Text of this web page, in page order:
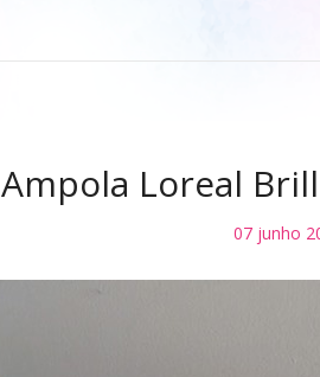
Ampola Loreal
07 junho